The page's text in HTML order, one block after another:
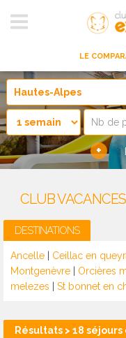
LE
+
CLUB
DESTINATIONS
Ancelle Ceillac en
Montgenèvre
Orcières
melezes
St bonnet en
Résultats > 18